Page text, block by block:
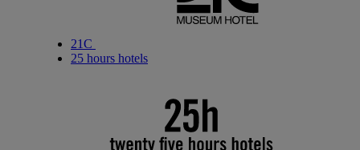
21C
25 hours hotels